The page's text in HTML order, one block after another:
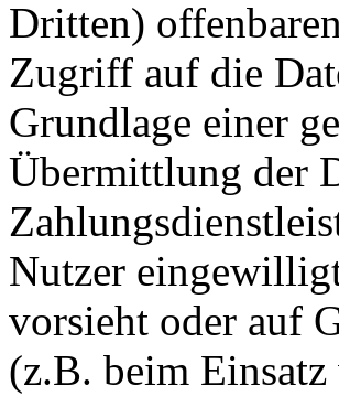
Dritten)
Zugriff auf die
Grundlage einer
Übermittlung der
Nutzer
vorsieht oder auf
(z.B. beim